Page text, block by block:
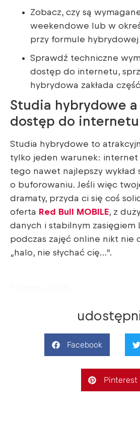
Zobacz, czy są
weekendowe lub w
przy formule hybrydowej
Sprawdź techniczne
dostęp do internetu,
hybrydowa zakłada
Studia hybrydowe
dostęp do internetu
Studia hybrydowe to
tylko jeden warunek: internet
tego nawet najlepszy wykład
o buforowaniu. Jeśli więc
dramaty, przyda ci się coś
oferta Red Bull MOBILE, z
danych i stabilnym zasięgiem
podczas zajęć online nikt nie
„halo, nie słychać cię…”.
Facebook
Pinterest